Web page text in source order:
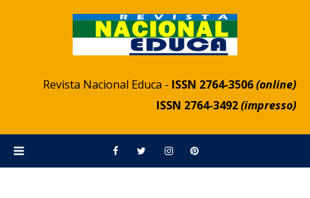
Revista Nacional Educa - ISSN 2764-3506(online)
ISSN 2764-3492(impresso)